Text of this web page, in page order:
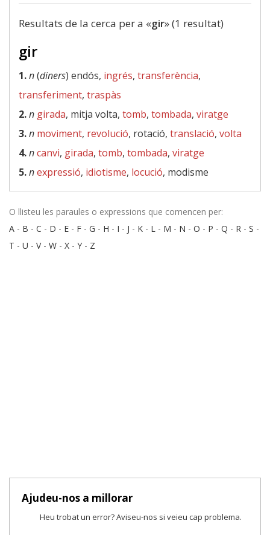
Resultats de la cerca per a «gir» (1 resultat)
gir
1.n(diners) endós, ingrés, transferència,
transferiment, traspàs
2.n girada, mitja volta, tomb, tombada, viratge
3.n moviment, revolució, rotació, translació, volta
4.ncanvi, girada, tomb, tombada, viratge
5.nexpressió, idiotisme, locució, modisme
O llisteu les paraules o expressions que comencen per:
A - B - C - D - E - F - G - H - I - J - K - L - M - N - O - P - Q - R - S -
T - U - V- W - X - Y - Z
Ajudeu-nos a millorar
Heu trobat un error? Aviseu-nos si veieu cap problema.